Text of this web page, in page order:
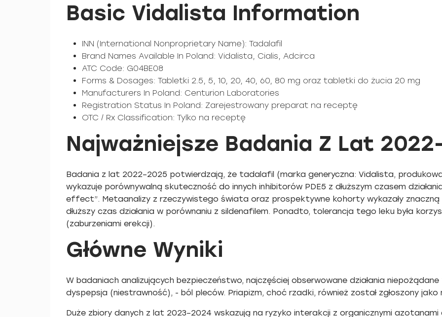
Basic Vidalista Information
INN (International Nonproprietary Name): Tadalafil
Brand Names Available In Poland: Vidalista, Cialis, Adcirca
ATC Code: G04BE08
Forms & Dosages: Tabletki 2.5, 5, 10, 20, 40, 60, 80 mg oraz tabletki do żucia 20 mg
Manufacturers In Poland: Centurion Laboratories
Registration Status In Poland: Zarejestrowany preparat na receptę
OTC / Rx Classification: Tylko na receptę
Najważniejsze Badania Z Lat
Badania z lat 2022–2025 potwierdzają, że tadalafil (marka generyczna: Vidalista,
wykazuje porównywalną skuteczność do innych inhibitorów PDE5 z dłuższym czasem
effect”. Metaanalizy z rzeczywistego świata oraz prospektywne kohorty wykazały znaczną
dłuższy czas działania w porównaniu z sildenafilem. Ponadto, tolerancja tego leku była
(zaburzeniami erekcji).
Główne Wyniki
W badaniach analizujących bezpieczeństwo, najczęściej obserwowane działania
dyspepsja (niestrawność), - ból pleców. Priapizm, choć rzadki, również został zgłoszony jako
Duże zbiory danych z lat 2023–2024 wskazują na ryzyko interakcji z organicznymi azotanami